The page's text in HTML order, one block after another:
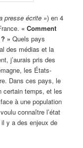
presse écrite ») en 4
« Comment
? »Quels pays
des médias et la
j’aurais pris des
les États-
Dans ces pays, le
certain temps, et les
à une population
connaître l’état
y a des enjeux de